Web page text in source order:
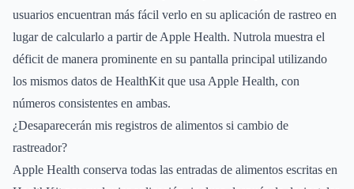
usuarios encuentran más fácil verlo en su aplicación de rastreo en
lugar de calcularlo a partir de Apple Health. Nutrola muestra el
déficit de manera prominente en su pantalla principal utilizando
los mismos datos de HealthKit que usa Apple Health, con
números consistentes en ambas.
¿Desaparecerán mis registros de alimentos si cambio de
rastreador?
Apple Health conserva todas las entradas de alimentos escritas en